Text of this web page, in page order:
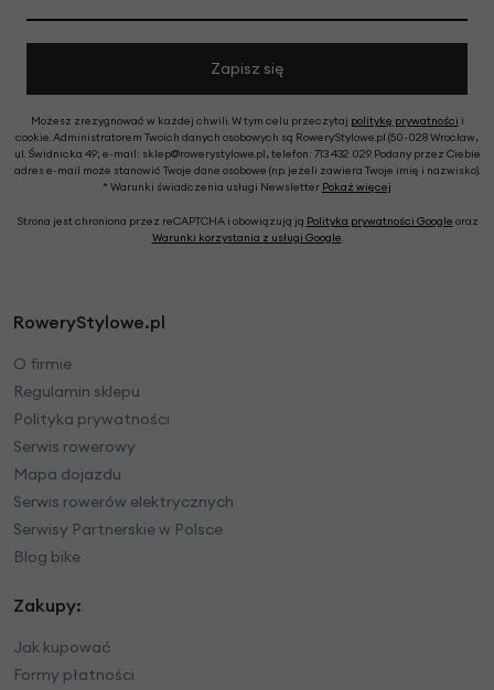
Zapisz się
Możesz zrezygnować w każdej chwili. W tym celu przeczytaj politykę prywatności i
cookie. Administratorem Twoich danych osobowych są RoweryStylowe.pl (50-028 Wrocław,
ul. Świdnicka 49; e-mail: sklep@rowerystylowe.pl, telefon: 713 432 029. Podany przez Ciebie
adres e-mail może stanowić Twoje dane osobowe (np. jeżeli zawiera Twoje imię i nazwisko).
* Warunki świadczenia usługi Newsletter Pokaż więcej
Strona jest chroniona przez reCAPTCHA i obowiązują ją Polityka prywatności Google oraz
Warunki korzystania z usługi Google.
RoweryStylowe.pl
O firmie
Regulamin sklepu
Polityka prywatności
Serwis rowerowy
Mapa dojazdu
Serwis rowerów elektrycznych
Serwisy Partnerskie w Polsce
Blog bike
Zakupy:
Jak kupować
Formy płatności